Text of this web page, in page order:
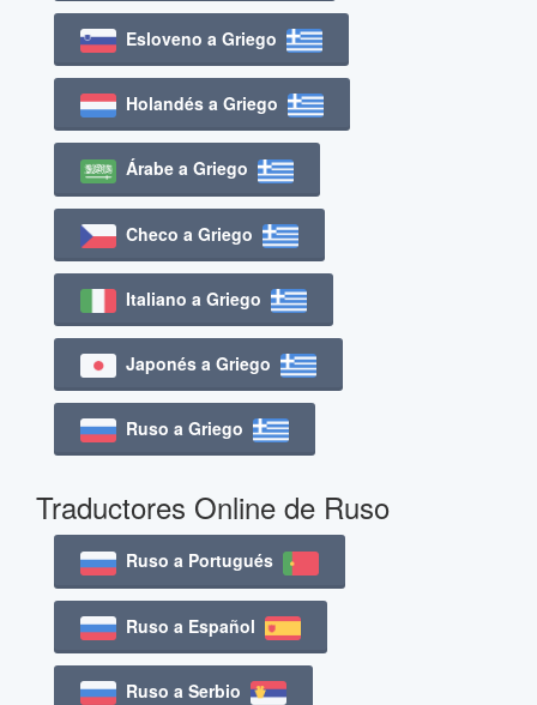
Esloveno a Griego
Holandés a Griego
Árabe a Griego
Checo a Griego
Italiano a Griego
Japonés a Griego
Ruso a Griego
Traductores Online de Ruso
Ruso a Portugués
Ruso a Español
Ruso a Serbio